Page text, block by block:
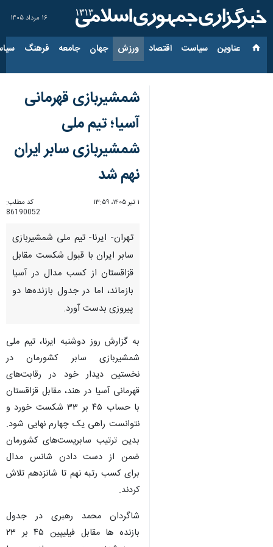
۱۶ مرداد ۱۴۰۵
عناوین‌ سیاست اقتصاد ورزش جهان جامعه فرهنگ
شمشیربازی قهرمانی
آسیا؛ تیم ملی
شمشیربازی سابر ایران
نهم شد
۱ تیر ۱۴۰۵، ۱۳:۵۹
کد مطلب:
86190052
تهران- ایرنا- تیم ملی شمشیربازی
سابر ایران با قبول شکست مقابل
قزاقستان از کسب مدال در آسیا
بازماند، اما در جدول بازنده‌ها دو
پیروزی بدست آورد.
به گزارش روز دوشنبه ایرنا، تیم ملی
شمشیربازی سابر کشورمان در
نخستین دیدار خود در رقابت‌های
قهرمانی آسیا در هند، مقابل قزاقستان
با حساب ۴۵ بر ۳۳ شکست خورد و
نتوانست راهی یک چهارم نهایی شود.
بدین ترتیب سابریست‌های کشورمان
ضمن از دست دادن شانس مدال
برای کسب رتبه نهم تا شانزدهم تلاش
کردند.
شاگردان محمد رهبری در جدول
بازنده ها مقابل فیلیپین ۴۵ بر ۲۳